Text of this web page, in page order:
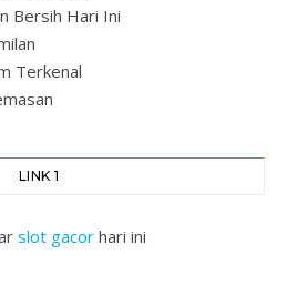
Bersih Hari Ini
Terkenal
LINK 1
slot gacor hari ini